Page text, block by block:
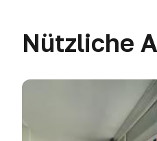
Nützliche